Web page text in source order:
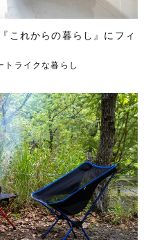
これからの暮らし』にフィ
トライクな暮らし